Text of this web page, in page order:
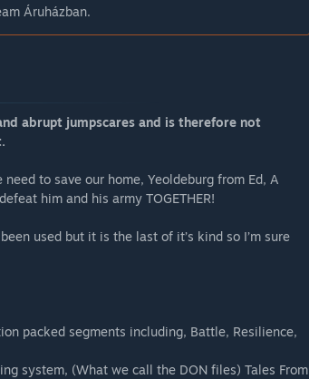
Áruházban.
abrupt jumpscares and is therefore not
to save our home, Yeoldeburg from Ed, A
him and his army TOGETHER!
used but it is the last of it’s kind so I’m sure
packed segments including, Battle, Resilience,
system, (What we call the DON files) Tales From